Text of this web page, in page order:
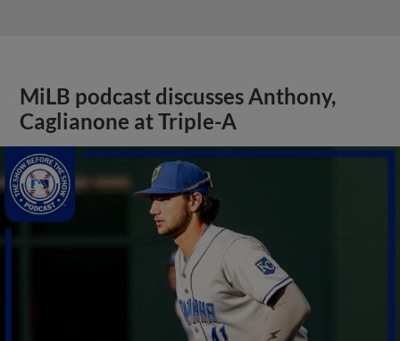
MiLB podcast discusses Anthony,
Caglianone at Triple-A